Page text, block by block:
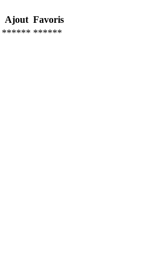
Ajout Favoris
****** ******